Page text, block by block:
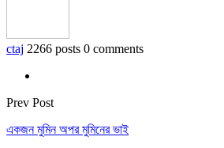
ctaj 2266 posts 0 comments
Prev Post
একজন মুমিন অপর মুমিনের ভাই